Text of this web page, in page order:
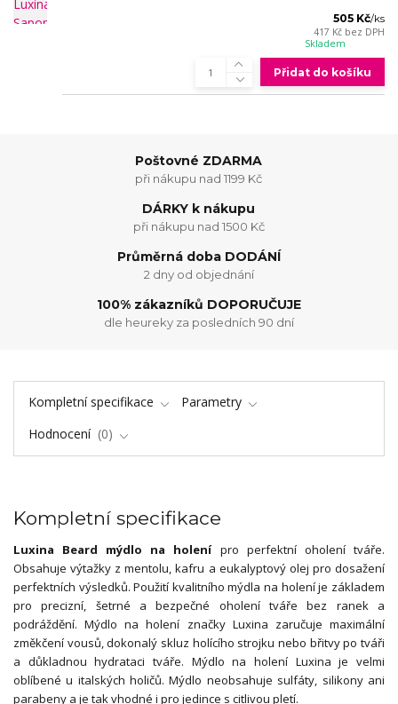
505 Kč/ks
417 Kč bez DPH
Skladem
Přidat do košíku
Poštovné ZDARMA
při nákupu nad 1199 Kč
DÁRKY k nákupu
při nákupu nad 1500 Kč
Průměrná doba DODÁNÍ
2 dny od objednání
100% zákazníků DOPORUČUJE
dle heureky za posledních 90 dní
Kompletní specifikace
Parametry
Hodnocení
0
Kompletní specifikace
Luxina Beard mýdlo na holení pro perfektní oholení tváře.
Obsahuje výtažky z mentolu, kafru a eukalyptový olej pro dosažení
perfektních výsledků. Použití kvalitního mýdla na holení je základem
pro precizní, šetrné a bezpečné oholení tváře bez ranek a
podráždění. Mýdlo na holení značky Luxina zaručuje maximální
změkčení vousů, dokonalý skluz holícího strojku nebo břitvy po tváři
a důkladnou hydrataci tváře. Mýdlo na holení Luxina je velmi
oblíbené u italských holičů. Mýdlo neobsahuje sulfáty, silikony ani
parabeny a je tak vhodné i pro jedince s citlivou pletí.